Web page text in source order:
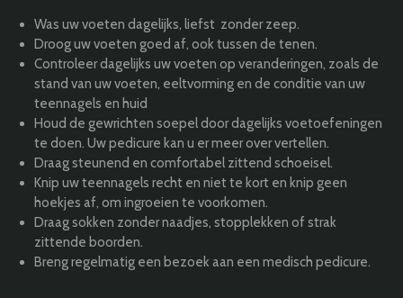
Was uw voeten dagelijks, liefst zonder zeep.
Droog uw voeten goed af, ook tussen de tenen.
Controleer dagelijks uw voeten op veranderingen, zoals de
stand van uw voeten, eeltvorming en de conditie van uw
teennagels en huid
Houd de gewrichten soepel door dagelijks voetoefeningen
te doen. Uw pedicure kan u er meer over vertellen.
Draag steunend en comfortabel zittend schoeisel.
Knip uw teennagels recht en niet te kort en knip geen
hoekjes af, om ingroeien te voorkomen.
Draag sokken zonder naadjes, stopplekken of strak
zittende boorden.
Breng regelmatig een bezoek aan een medisch pedicure.